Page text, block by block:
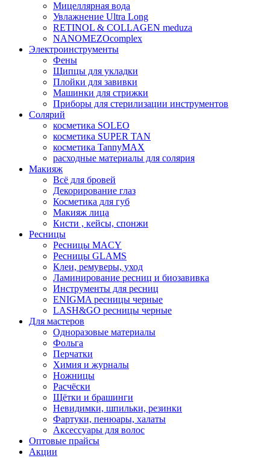
Мицеллярная вода
Увлажнение Ultra Long
RETINOL & COLLAGEN meduza
NANOMEZOcomplex
Электроинструменты
Фены
Щипцы для укладки
Плойки для завивки
Машинки для стрижки
Приборы для стерилизации инструментов
Солярий
косметика SOLEO
косметика SUPER TAN
косметика TannyMAX
расходные материалы для солярия
Макияж
Всё для бровей
Декорирование глаз
Косметика для губ
Макияж лица
Кисти , кейсы, спонжи
Ресницы
Ресницы MACY
Ресницы GLAMS
Клеи, ремуверы, уход
Ламинирование ресниц и биозавивка
Инструменты для ресниц
ENIGMA ресницы черные
LASH&GO ресницы черные
Для мастеров
Одноразовые материалы
Фольга
Перчатки
Химия и журналы
Ножницы
Расчёски
Щётки и брашинги
Невидимки, шпильки, резинки
Фартуки, пенюары, халаты
Аксессуары для волос
Оптовые прайсы
Акции